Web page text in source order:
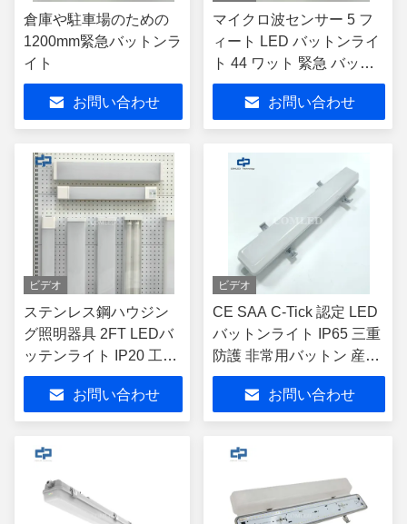
倉庫や駐車場のための
1200mm緊急バットンラ
イト
お問い合わせ
マイクロ波センサー 5 フ
ィート LED バットンライ
ト 44 ワット 緊急 バット
ンライト
お問い合わせ
ビデオ
ステンレス鋼ハウジン
グ照明器具 2FT LEDバ
ッテンライト IP20 工業
用リニアバッテン
110LM/W - 140LM/W
18W 表面実装 堅牢な
お問い合わせ
ビデオ
CE SAA C-Tick 認定 LED
バットンライト IP65 三重
防護 非常用バットン 産業
用耐候 バットン 駐車場 倉
庫 トンネル用灯具
お問い合わせ